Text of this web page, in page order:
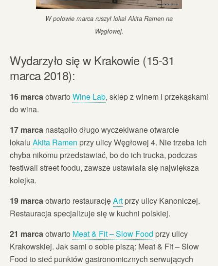
W połowie marca ruszył lokal Akita Ramen na
Węgłowej.
Wydarzyło się w Krakowie (15-31
marca 2018):
16 marcaotwarto Wine Lab, sklep z winem i przekąskami
do wina.
17 marca nastąpiło długo wyczekiwane otwarcie
lokalu Akita Ramen przy ulicy Węgłowej 4. Nie trzeba ich
chyba nikomu przedstawiać, bo do ich trucka, podczas
festiwali street foodu, zawsze ustawiała się największa
kolejka.
19 marcaotwarto restauracjęArt przy ulicy Kanoniczej.
Restauracja specjalizuje się w kuchni polskiej.
21 marcaotwarto Meat & Fit – Slow Food przy ulicy
Krakowskiej. Jak sami o sobie piszą: Meat & Fit – Slow
Food to sieć punktów gastronomicznych serwujących